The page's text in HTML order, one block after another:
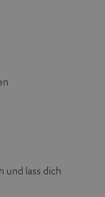
und lass dich